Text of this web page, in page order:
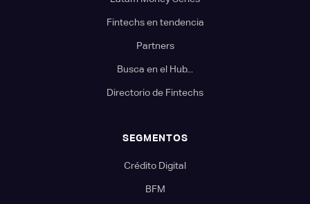
Fintechs en tendencia
Partners
Busca en el Hub...
Directorio de Fintechs
SEGMENTOS
Crédito Digital
BFM